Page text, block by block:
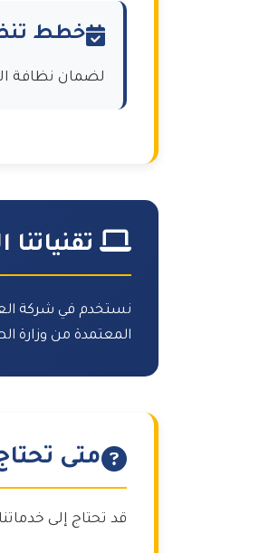
خطط
لضمان نظافة
نستخدم في شركة
المعتمدة من وزارة
متى
قد تحتاج إلى